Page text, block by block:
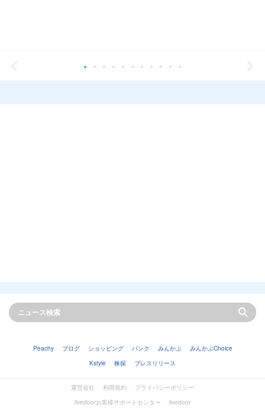
Peachy ブログ ショッピング バンク みんかぶ
みんかぶChoice
Kstyle
株探 プレスリリース
運営会社 利用規約
プライバシーポリシー
livedoorお客様サポートセンター
livedoor